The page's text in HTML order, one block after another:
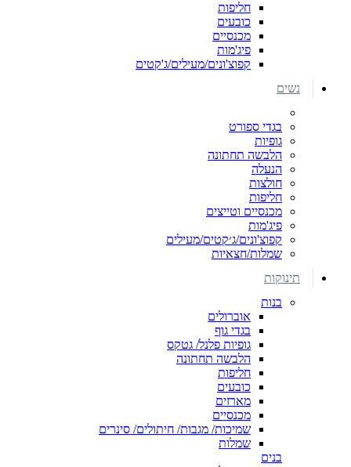
חליפות
כובעים
מכנסיים
פיג'מות
קפוצ'ונים/מעילים/ג'קטים
נשים
בגדי ספורט
גופיות
הלבשה תחתונה
הנעלה
חולצות
חליפות
מכנסיים וטייצים
פיג'מות
קפוצ'ונים/ג׳קטים/מעילים
שמלות/חצאיות
תינוקות
בנות
אוברולים
בגדי גוף
גופיות פלנל/ גטקס
הלבשה תחתונה
חליפות
כובעים
מארזים
מכנסיים
שמיכות/ מגבות/ חיתולים/ סינרים
שמלות
בנים